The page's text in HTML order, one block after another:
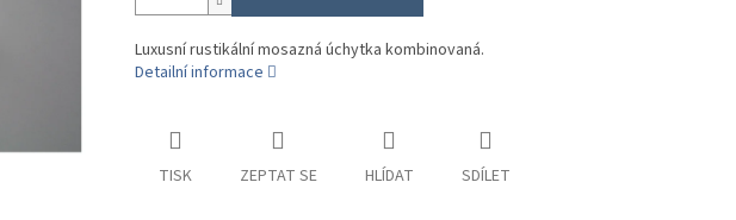
Luxusní rustikální mosazná úchytka kombinovaná.
Detailní informace
TISK ZEPTAT SE HLÍDAT SDÍLET